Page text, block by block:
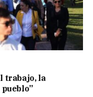
trabajo, la